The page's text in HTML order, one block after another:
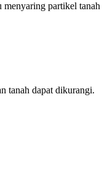
menyaring partikel tanah
tanah dapat dikurangi.